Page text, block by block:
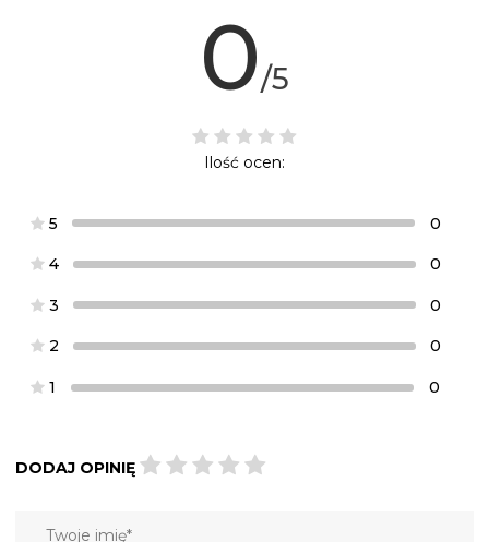
0/5
Ilość ocen:
5 0
4 0
3 0
2 0
1 0
DODAJ OPINIĘ